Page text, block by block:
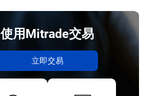
使用Mitrade交易
立即交易